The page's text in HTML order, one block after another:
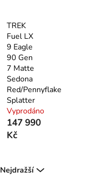
TREK
Fuel LX
9 Eagle
90 Gen
7 Matte
Sedona
Red/Pennyflake
Splatter
Vyprodáno
147 990
Kč
Nejdražší